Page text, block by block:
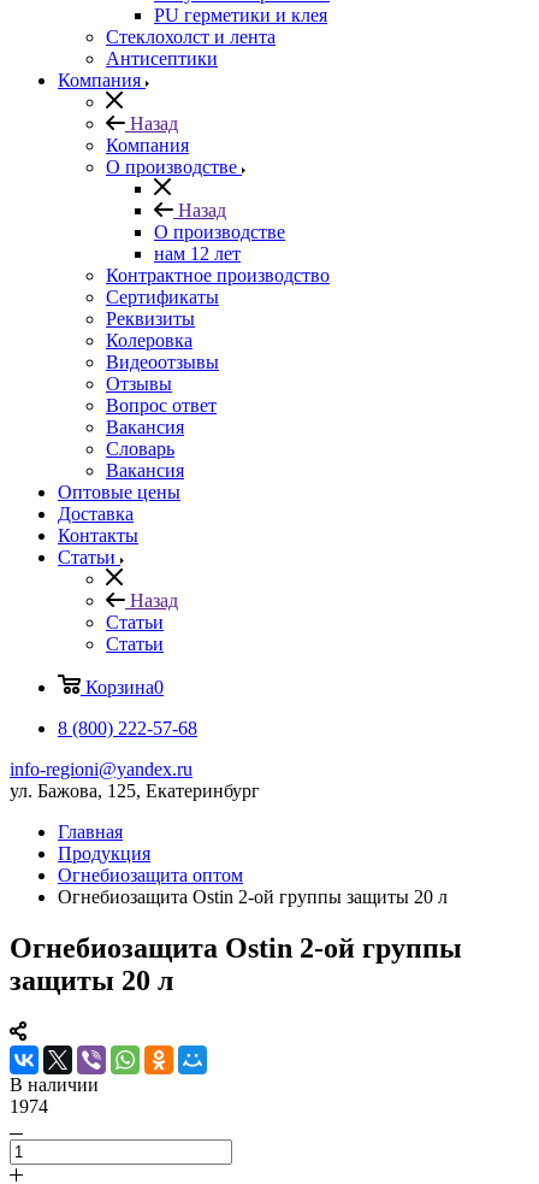
PU герметики и клея
Стеклохолст и лента
Антисептики
Компания
Назад
Компания
О производстве
Назад
О производстве
нам 12 лет
Контрактное производство
Сертификаты
Реквизиты
Колеровка
Видеоотзывы
Отзывы
Вопрос ответ
Вакансия
Словарь
Вакансия
Оптовые цены
Доставка
Контакты
Статьи
Назад
Статьи
Статьи
Корзина0
8 (800) 222-57-68
info-regioni@yandex.ru
ул. Бажова, 125, Екатеринбург
Главная
Продукция
Огнебиозащита оптом
Огнебиозащита Ostin 2-ой группы защиты 20 л
Огнебиозащита Ostin 2-ой группы
защиты 20 л
В наличии
1974